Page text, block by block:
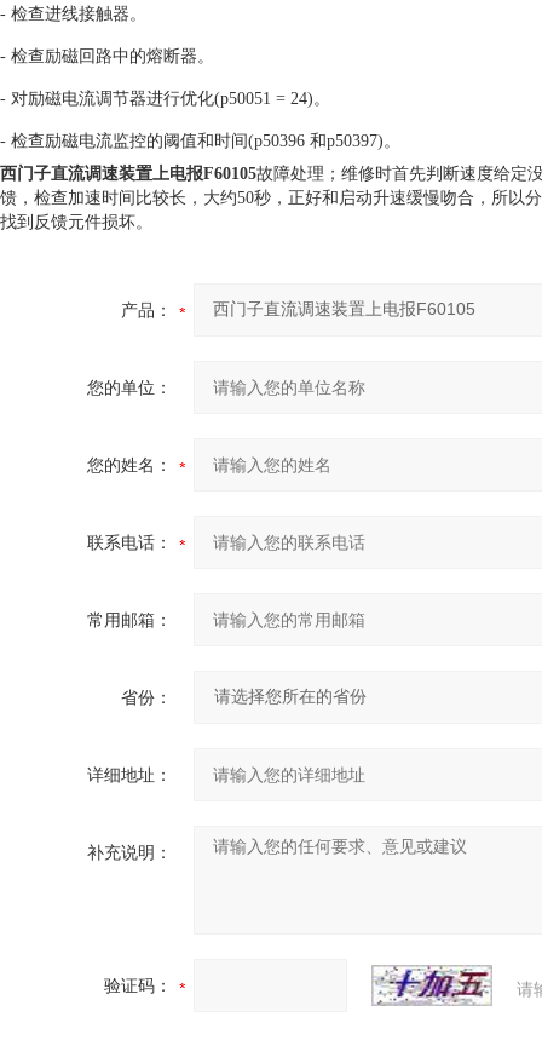
- 检查进线接触器。
- 检查励磁回路中的熔断器。
- 对励磁电流调节器进行优化(p50051 = 24)。
- 检查励磁电流监控的阈值和时间(p50396 和p50397)。
西门子直流调速装置上电报F60105故障处理；维修时首先判断速度给定
馈，检查加速时间比较长，大约50秒，正好和启动升速缓慢吻合，所以
找到反馈元件损坏。
产品：
您的单位：
您的姓名：
联系电话：
常用邮箱：
省份：
详细地址：
补充说明：
验证码： 请